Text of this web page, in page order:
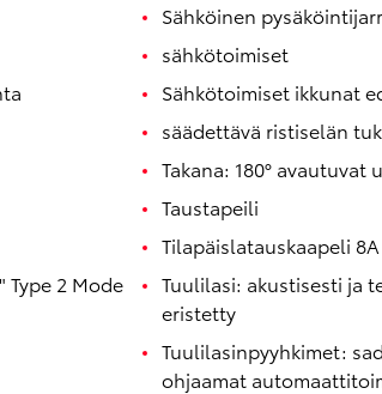
Type 2 Mode
Sähköinen
sähkötoimiset
Sähkötoimiset ikkunat
säädettävä ristiselän
Takana: 180° avautuvat
Taustapeili
Tilapäislatauskaapeli 8A
Tuulilasi: akustisesti ja
eristetty
Tuulilasinpyyhkimet:
ohjaamat